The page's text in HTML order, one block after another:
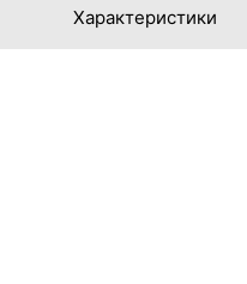
Характеристики